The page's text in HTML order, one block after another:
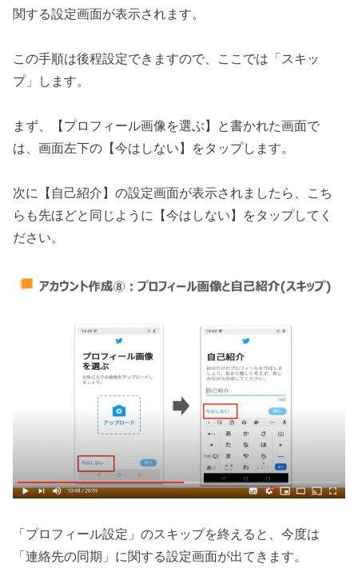
関する設定画面が表示されます。
この手順は後程設定できますので、ここでは「スキッ
プ」します。
まず、【プロフィール画像を選ぶ】と書かれた画面で
は、画面左下の【今はしない】をタップします。
次に【自己紹介】の設定画面が表示されましたら、こち
らも先ほどと同じように【今はしない】をタップしてく
ださい。
「プロフィール設定」のスキップを終えると、今度は
「連絡先の同期」に関する設定画面が出てきます。